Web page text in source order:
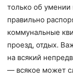
только об умении
правильно
коммунальные
проезд, отдых.
на всякий
— всякое может